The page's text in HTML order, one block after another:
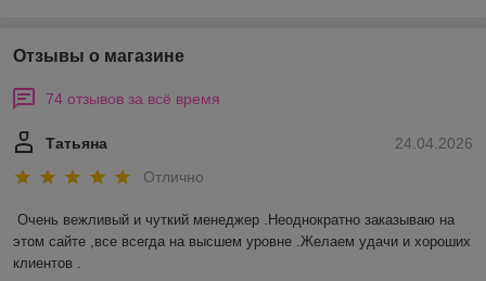
Отзывы о магазине
74 отзывов за всё время
24.04.2026
Татьяна
Отлично
Очень вежливый и чуткий менеджер .Неоднократно заказываю на
этом сайте ,все всегда на высшем уровне .Желаем удачи и хороших
клиентов .